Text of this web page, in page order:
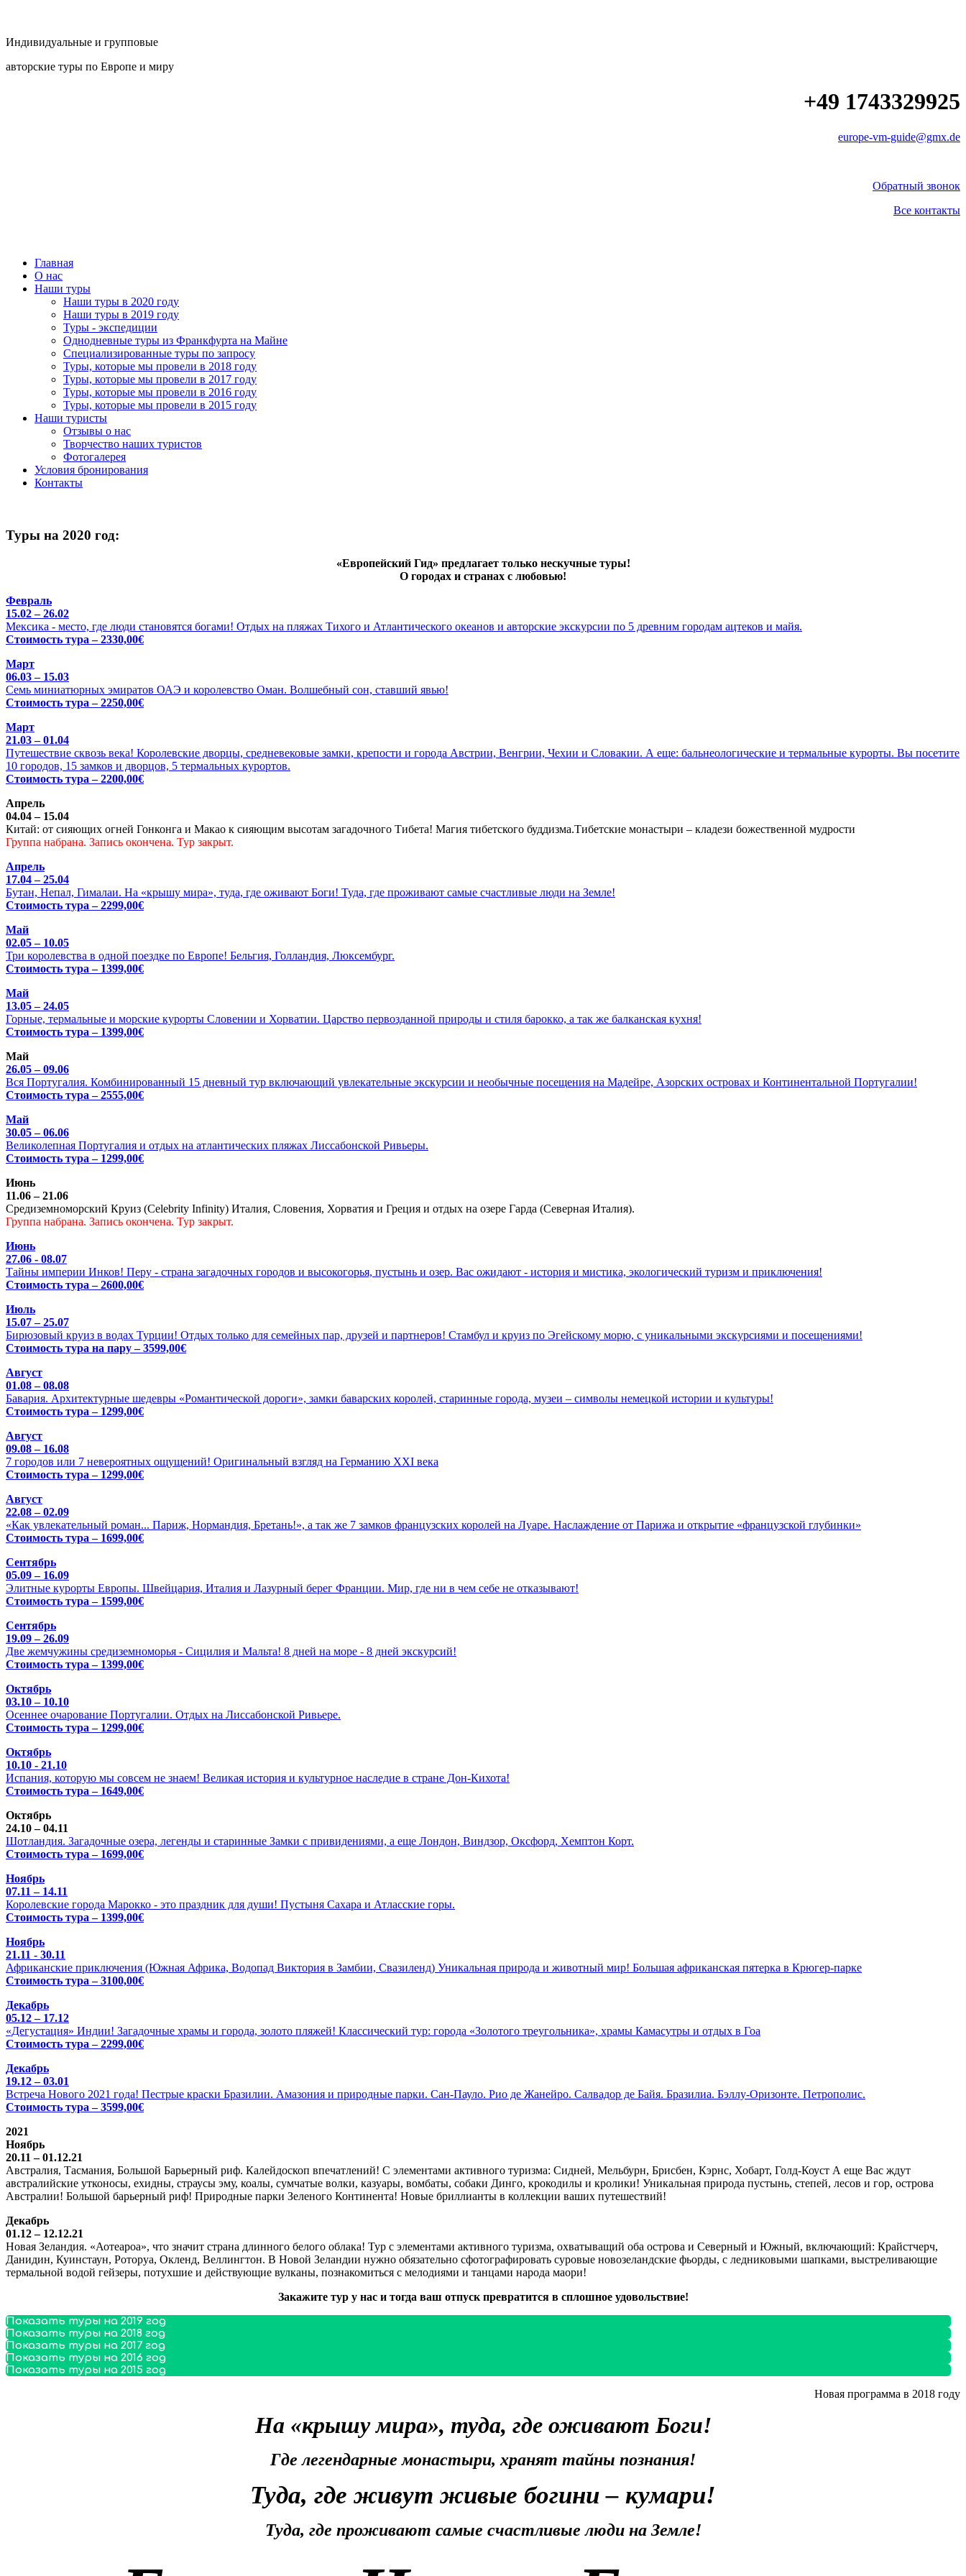
Индивидуальные и групповые
авторские туры по Европе и миру
+49 1743329925
europe-vm-guide@gmx.de
Обратный звонок
Все контакты
Главная
О нас
Наши туры
Наши туры в 2020 году
Наши туры в 2019 году
Туры - экспедиции
Однодневные туры из Франкфурта на Майне
Специализированные туры по запросу
Туры, которые мы провели в 2018 году
Туры, которые мы провели в 2017 году
Туры, которые мы провели в 2016 году
Туры, которые мы провели в 2015 году
Наши туристы
Отзывы о нас
Творчество наших туристов
Фотогалерея
Условия бронирования
Контакты
Туры на 2020 год:
«Европейский Гид» предлагает только нескучные туры!
О городах и странах с любовью!
Февраль
15.02 – 26.02
Мексика - место, где люди становятся богами! Отдых на пляжах Тихого и Атлантического океанов и авторские экскурсии по 5 древним городам ацтеков и майя.
Стоимость тура – 2330,00€
Март
06.03 – 15.03
Семь миниатюрных эмиратов ОАЭ и королевство Оман. Волшебный сон, ставший явью!
Стоимость тура – 2250,00€
Март
21.03 – 01.04
Путешествие сквозь века! Королевские дворцы, средневековые замки, крепости и города Австрии, Венгрии, Чехии и Словакии. А еще: бальнеологические и термальные курорты. Вы посетите
10 городов, 15 замков и дворцов, 5 термальных курортов.
Стоимость тура – 2200,00€
Апрель
04.04 – 15.04
Китай: от сияющих огней Гонконга и Макао к сияющим высотам загадочного Тибета! Магия тибетского буддизма.Тибетские монастыри – кладези божественной мудрости
Группа набрана. Запись окончена. Тур закрыт.
Апрель
17.04 – 25.04
Бутан, Непал, Гималаи. На «крышу мира», туда, где оживают Боги! Туда, где проживают самые счастливые люди на Земле!
Стоимость тура – 2299,00€
Май
02.05 – 10.05
Три королевства в одной поездке по Европе! Бельгия, Голландия, Люксембург.
Стоимость тура – 1399,00€
Май
13.05 – 24.05
Горные, термальные и морские курорты Словении и Хорватии. Царство первозданной природы и стиля барокко, а так же балканская кухня!
Стоимость тура – 1399,00€
Май
26.05 – 09.06
Вся Португалия. Комбинированный 15 дневный тур включающий увлекательные экскурсии и необычные посещения на Мадейре, Азорских островах и Континентальной Португалии!
Стоимость тура – 2555,00€
Май
30.05 – 06.06
Великолепная Португалия и отдых на атлантических пляжах Лиссабонской Ривьеры.
Стоимость тура – 1299,00€
Июнь
11.06 – 21.06
Средиземноморский Круиз (Celebrity Infinity) Италия, Словения, Хорватия и Греция и отдых на озере Гарда (Северная Италия).
Группа набрана. Запись окончена. Тур закрыт.
Июнь
27.06 - 08.07
Тайны империи Инков! Перу - страна загадочных городов и высокогорья, пустынь и озер. Вас ожидают - история и мистика, экологический туризм и приключения!
Стоимость тура – 2600,00€
Июль
15.07 – 25.07
Бирюзовый круиз в водах Турции! Отдых только для семейных пар, друзей и партнеров! Стамбул и круиз по Эгейскому морю, с уникальными экскурсиями и посещениями!
Стоимость тура на пару – 3599,00€
Август
01.08 – 08.08
Бавария. Архитектурные шедевры «Романтической дороги», замки баварских королей, старинные города, музеи – символы немецкой истории и культуры!
Стоимость тура – 1299,00€
Август
09.08 – 16.08
7 городов или 7 невероятных ощущений! Оригинальный взгляд на Германию XXI века
Стоимость тура – 1299,00€
Август
22.08 – 02.09
«Как увлекательный роман... Париж, Нормандия, Бретань!», а так же 7 замков французских королей на Луаре. Наслаждение от Парижа и открытие «французской глубинки»
Стоимость тура – 1699,00€
Сентябрь
05.09 – 16.09
Элитные курорты Европы. Швейцария, Италия и Лазурный берег Франции. Мир, где ни в чем себе не отказывают!
Стоимость тура – 1599,00€
Сентябрь
19.09 – 26.09
Две жемчужины средиземноморья - Сицилия и Мальта! 8 дней на море - 8 дней экскурсий!
Стоимость тура – 1399,00€
Октябрь
03.10 – 10.10
Осеннее очарование Португалии. Отдых на Лиссабонской Ривьере.
Стоимость тура – 1299,00€
Октябрь
10.10 - 21.10
Испания, которую мы совсем не знаем! Великая история и культурное наследие в стране Дон-Кихота!
Стоимость тура – 1649,00€
Октябрь
24.10 – 04.11
Шотландия. Загадочные озера, легенды и старинные Замки с привидениями, а еще Лондон, Виндзор, Оксфорд, Хемптон Корт.
Стоимость тура – 1699,00€
Ноябрь
07.11 – 14.11
Королевские города Марокко - это праздник для души! Пустыня Сахара и Атласские горы.
Стоимость тура – 1399,00€
Ноябрь
21.11 - 30.11
Африканские приключения (Южная Африка, Водопад Виктория в Замбии, Свазиленд) Уникальная природа и животный мир! Большая африканская пятерка в Крюгер-парке
Стоимость тура – 3100,00€
Декабрь
05.12 – 17.12
«Дегустация» Индии! Загадочные храмы и города, золото пляжей! Классический тур: города «Золотого треугольника», храмы Камасутры и отдых в Гоа
Стоимость тура – 2299,00€
Декабрь
19.12 – 03.01
Встреча Нового 2021 года! Пестрые краски Бразилии. Амазония и природные парки. Сан-Пауло. Рио де Жанейро. Салвадор де Байя. Бразилиа. Бэллу-Оризонте. Петрополис.
Стоимость тура – 3599,00€
2021
Ноябрь
20.11 – 01.12.21
Австралия, Тасмания, Большой Барьерный риф. Калейдоскоп впечатлений! С элементами активного туризма: Сидней, Мельбурн, Брисбен, Кэрнс, Хобарт, Голд-Коуст А еще Вас ждут
австралийские утконосы, ехидны, страусы эму, коалы, сумчатые волки, казуары, вомбаты, собаки Динго, крокодилы и кролики! Уникальная природа пустынь, степей, лесов и гор, острова
Австралии! Большой барьерный риф! Природные парки Зеленого Континента! Новые бриллианты в коллекции ваших путешествий!
Декабрь
01.12 – 12.12.21
Новая Зеландия. «Аотеароа», что значит страна длинного белого облака! Тур с элементами активного туризма, охватыващий оба острова и Северный и Южный, включающий: Крайстчерч,
Данидин, Куинстаун, Роторуа, Окленд, Веллингтон. В Новой Зеландии нужно обязательно сфотографировать суровые новозеландские фьорды, с ледниковыми шапками, выстреливающие
термальной водой гейзеры, потухшие и действующие вулканы, познакомиться с мелодиями и танцами народа маори!
Закажите тур у нас и тогда ваш отпуск превратится в сплошное удовольствие!
Показать туры на 2019 год
Показать туры на 2018 год
Показать туры на 2017 год
Показать туры на 2016 год
Показать туры на 2015 год
Новая программа в 2018 году
На «крышу мира», туда, где оживают Боги!
Где легендарные монастыри, хранят тайны познания!
Туда, где живут живые богини – кумари!
Туда, где проживают самые счастливые люди на Земле!